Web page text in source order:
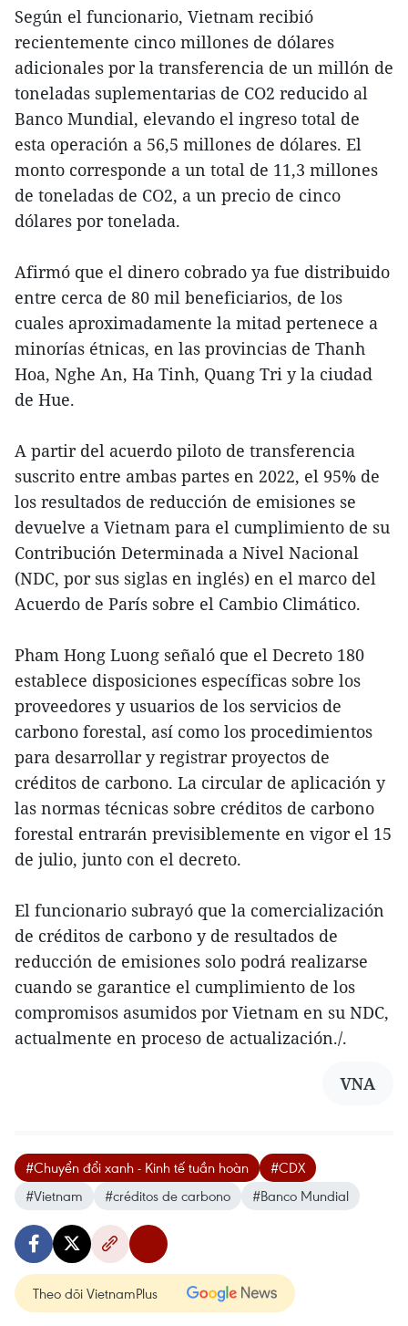
Según el funcionario, Vietnam recibió
recientemente cinco millones de dólares
adicionales por la transferencia de un millón de
toneladas suplementarias de CO2 reducido al
Banco Mundial, elevando el ingreso total de
esta operación a 56,5 millones de dólares. El
monto corresponde a un total de 11,3 millones
de toneladas de CO2, a un precio de cinco
dólares por tonelada.
Afirmó que el dinero cobrado ya fue distribuido
entre cerca de 80 mil beneficiarios, de los
cuales aproximadamente la mitad pertenece a
minorías étnicas, en las provincias de Thanh
Hoa, Nghe An, Ha Tinh, Quang Tri y la ciudad
de Hue.
A partir del acuerdo piloto de transferencia
suscrito entre ambas partes en 2022, el 95% de
los resultados de reducción de emisiones se
devuelve a Vietnam para el cumplimiento de su
Contribución Determinada a Nivel Nacional
(NDC, por sus siglas en inglés) en el marco del
Acuerdo de París sobre el Cambio Climático.
Pham Hong Luong señaló que el Decreto 180
establece disposiciones específicas sobre los
proveedores y usuarios de los servicios de
carbono forestal, así como los procedimientos
para desarrollar y registrar proyectos de
créditos de carbono. La circular de aplicación y
las normas técnicas sobre créditos de carbono
forestal entrarán previsiblemente en vigor el 15
de julio, junto con el decreto.
El funcionario subrayó que la comercialización
de créditos de carbono y de resultados de
reducción de emisiones solo podrá realizarse
cuando se garantice el cumplimiento de los
compromisos asumidos por Vietnam en su NDC,
actualmente en proceso de actualización./.
VNA
#Chuyển đổi xanh - Kinh tế tuần hoàn
#CDX
#Vietnam
#créditos de carbono #Banco Mundial
Theo dõi VietnamPlus